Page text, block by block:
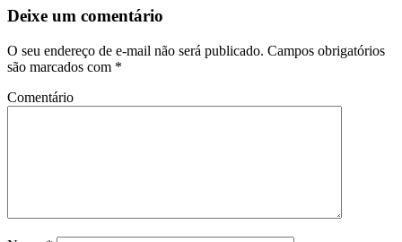
Deixe um comentário
O seu endereço de e-mail não será publicado. Campos obrigatórios
são marcados com *
Comentário